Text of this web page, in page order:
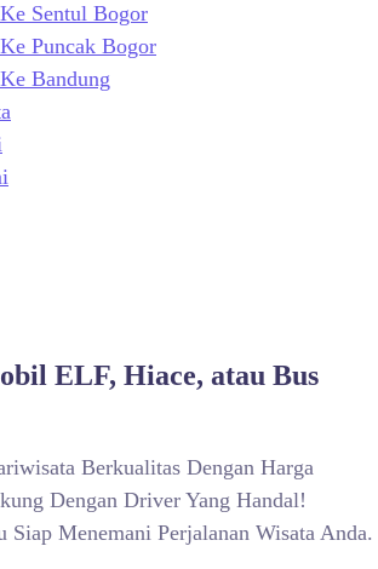
Sentul Bogor
Puncak Bogor
Bandung
ELF, Hiace, atau Bus
Berkualitas Dengan Harga
Dengan Driver Yang Handal!
Siap Menemani Perjalanan Wisata Anda.